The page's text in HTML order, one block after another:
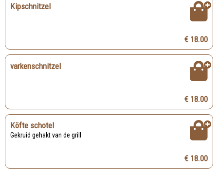
Kipschnitzel
€ 18.00
varkenschnitzel
€ 18.00
Köfte schotel
Gekruid gehakt van de grill
€ 18.00